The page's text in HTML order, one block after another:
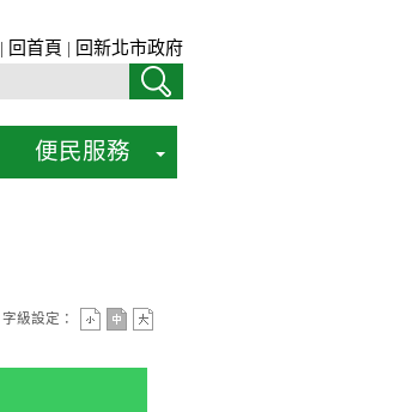
| 回首頁 | 回新北市政府
便民服務
字級設定：